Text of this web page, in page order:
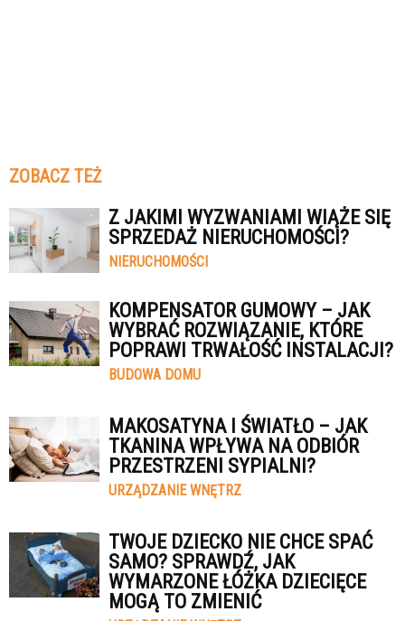
ZOBACZ TEŻ
Z JAKIMI WYZWANIAMI WIĄŻE SIĘ
SPRZEDAŻ NIERUCHOMOŚCI?
NIERUCHOMOŚCI
KOMPENSATOR GUMOWY – JAK
WYBRAĆ ROZWIĄZANIE, KTÓRE
POPRAWI TRWAŁOŚĆ INSTALACJI?
BUDOWA DOMU
MAKOSATYNA I ŚWIATŁO – JAK
TKANINA WPŁYWA NA ODBIÓR
PRZESTRZENI SYPIALNI?
URZĄDZANIE WNĘTRZ
TWOJE DZIECKO NIE CHCE SPAĆ
SAMO? SPRAWDŹ, JAK
WYMARZONE ŁÓŻKA DZIECIĘCE
MOGĄ TO ZMIENIĆ